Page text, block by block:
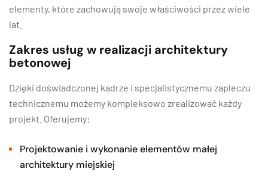
elementy, które zachowują swoje właściwości przez wiele
lat.
Zakres usług w realizacji architektury
betonowej
Dzięki doświadczonej kadrze i specjalistycznemu zapleczu
technicznemu możemy kompleksowo zrealizować każdy
projekt. Oferujemy:
Projektowanie i wykonanie elementów małej
architektury miejskiej